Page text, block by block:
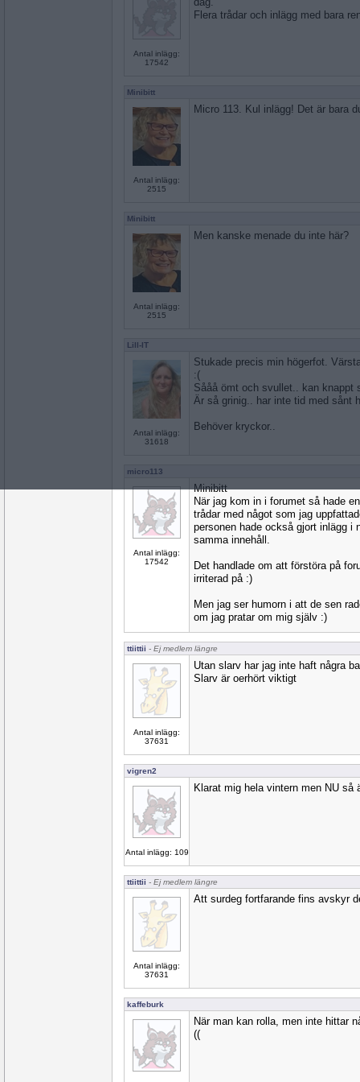
Antal inlägg:
17542
Flera trådar och inlägg med bara
Minibitt
Antal inlägg:
2515
Micro 113. Kul inlägg! Det är bara
Minibitt
Antal inlägg:
2515
Men kanske menade du inte här?
Lill-IT
Antal inlägg:
31618
Stukade precis min högerfot.
:(
Sååå ömt och svullet.. kan knappt
Är så grinig.. har inte tid med sånt
Behöver kryckor..
micro113
Antal inlägg:
17542
Minibitt
När jag kom in i forumet så hade
trådar med något som jag
personen hade också gjort inlägg i
samma innehåll.
Det handlade om att förstöra på
irriterad på :)
Men jag ser humorn i att de sen
om jag pratar om mig själv :)
ttiittii - Ej medlem längre
Antal inlägg:
37631
Utan slarv har jag inte haft några
Slarv är oerhört viktigt
vigren2
Antal inlägg: 109
Klarat mig hela vintern men NU så
ttiittii - Ej medlem längre
Antal inlägg:
37631
Att surdeg fortfarande fins avskyr
kaffeburk
När man kan rolla, men inte hittar
((